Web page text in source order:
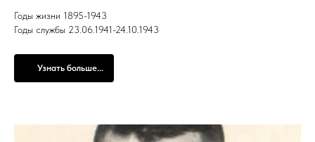
Годы жизни 1895-1943
Годы службы 23.06.1941-24.10.1943
Узнать больше...